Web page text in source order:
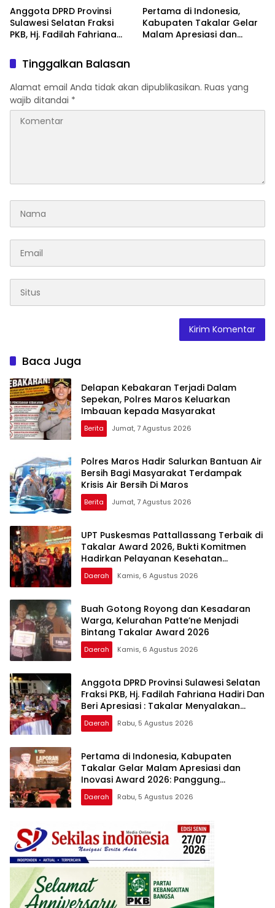
Anggota DPRD Provinsi
Sulawesi Selatan Fraksi
PKB, Hj. Fadilah Fahriana
Takalar Menyalakan
Lentera Pengabdian
Melalui Malam Apresiasi
dan Inovasi Award 2026
Pertama di Indonesia,
Kabupaten Takalar Gelar
Malam Apresiasi dan
Berprestasi
Tinggalkan Balasan
Alamat email Anda tidak akan dipublikasikan. Ruas yang
wajib ditandai *
Baca Juga
Delapan Kebakaran Terjadi Dalam
Sepekan, Polres Maros Keluarkan
Imbauan kepada Masyarakat
Berita Jumat, 7 Agustus 2026
Polres Maros Hadir Salurkan Bantuan Air
Bersih Bagi Masyarakat Terdampak
Krisis Air Bersih Di Maros
Berita Jumat, 7 Agustus 2026
UPT Puskesmas Pattallassang Terbaik di
Takalar Award 2026, Bukti Komitmen
Hadirkan Pelayanan Kesehatan
Berkualitas
Daerah Kamis, 6 Agustus 2026
Buah Gotong Royong dan Kesadaran
Warga, Kelurahan Patte’ne Menjadi
Bintang Takalar Award 2026
Daerah Kamis, 6 Agustus 2026
Anggota DPRD Provinsi Sulawesi Selatan
Fraksi PKB, Hj. Fadilah Fahriana Hadiri Dan
Beri Apresiasi : Takalar Menyalakan
Lentera Pengabdian Melalui Malam
Apresiasi dan Inovasi Award 2026
Daerah Rabu, 5 Agustus 2026
Pertama di Indonesia, Kabupaten
Takalar Gelar Malam Apresiasi dan
Inovasi Award 2026: Panggung
Penghargaan bagi Pelayan Publik
Berprestasi
Daerah Rabu, 5 Agustus 2026